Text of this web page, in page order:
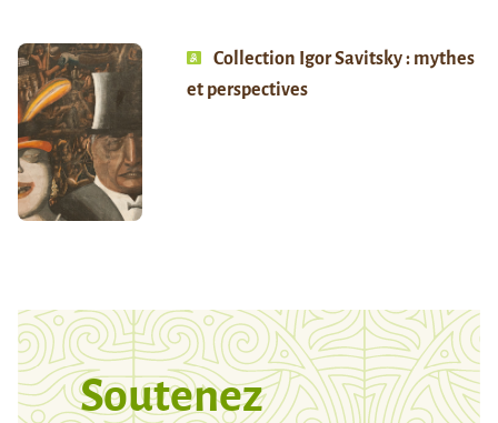
Collection Igor Savitsky : mythes
et perspectives
Soutenez